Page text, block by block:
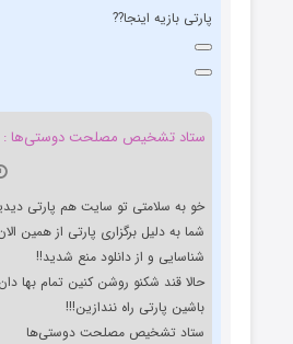
پارتی بازیه اینجا??
ستاد تشخیص مصلحت دوستی‌ها :
خو به سلامتی تو سایت هم پارتی
شما به دلیل برگزاری پارتی از همین
شناسایی و از دانلود منع شدید!!
حالا قند شکنو روشن کنین تمام بها
باشین پارتی راه نندازین!!!
ستاد تشخیص مصلحت دوستی‌ها